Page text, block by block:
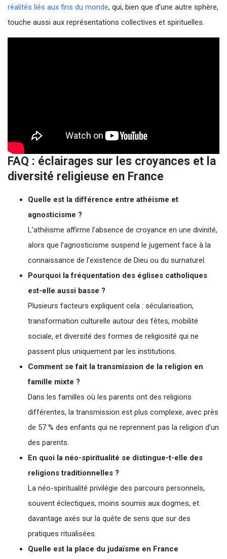
réalités liés aux fins du monde, qui, bien que d’une autre sphère,
touche aussi aux représentations collectives et spirituelles.
FAQ : éclairages sur les croyances et la
diversité religieuse en France
Quelle est la différence entre athéisme et
agnosticisme ?
L’athéisme affirme l’absence de croyance en une divinité,
alors que l’agnosticisme suspend le jugement face à la
connaissance de l’existence de Dieu ou du surnaturel.
Pourquoi la fréquentation des églises catholiques
est-elle aussi basse ?
Plusieurs facteurs expliquent cela : sécularisation,
transformation culturelle autour des fêtes, mobilité
sociale, et diversité des formes de religiosité qui ne
passent plus uniquement par les institutions.
Comment se fait la transmission de la religion en
famille mixte ?
Dans les familles où les parents ont des religions
différentes, la transmission est plus complexe, avec près
de 57 % des enfants qui ne reprennent pas la religion d’un
des parents.
En quoi la néo-spiritualité se distingue-t-elle des
religions traditionnelles ?
La néo-spiritualité privilégie des parcours personnels,
souvent éclectiques, moins soumis aux dogmes, et
davantage axés sur la quête de sens que sur des
pratiques ritualisées.
Quelle est la place du judaïsme en France